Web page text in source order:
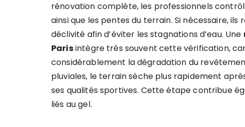
rénovation complète, les professionnels
ainsi que les pentes du terrain. Si nécessaire,
déclivité afin d’éviter les stagnations d’eau. Une
Parisintègre très souvent cette vérification,
considérablement la dégradation du
pluviales, le terrain sèche plus rapidement
ses qualités sportives. Cette étape contribue
liés au gel.